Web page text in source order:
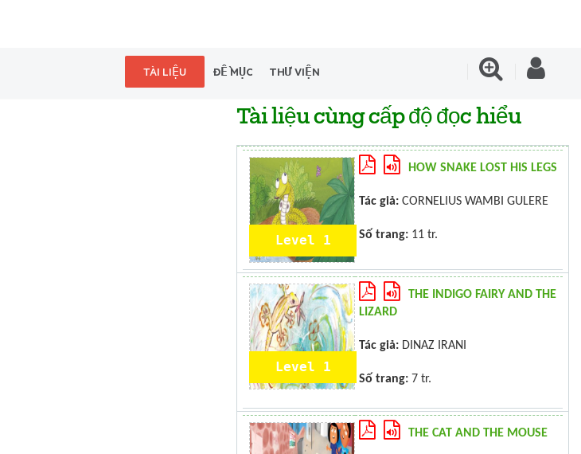
TÀI LIỆU ĐỀ MỤC THƯ VIỆN
Tài liệu cùng cấp độ đọc hiểu
Level 1
HOW SNAKE LOST HIS LEGS
Tác giả: CORNELIUS WAMBI GULERE
Số trang: 11 tr.
Level 1
THE INDIGO FAIRY AND THE
LIZARD
Tác giả: DINAZ IRANI
Số trang: 7 tr.
THE CAT AND THE MOUSE